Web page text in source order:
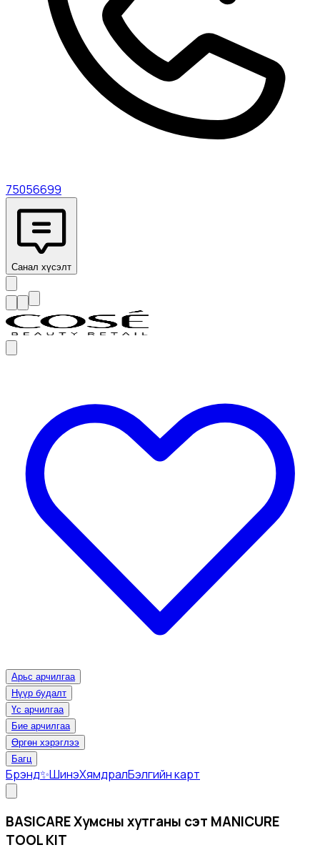
75056699
Санал хүсэлт
Арьс арчилгаа
Нүүр будалт
Үс арчилгаа
Бие арчилгаа
Өргөн хэрэглээ
Багц
Брэнд✨ШинэХямдралБэлгийн карт
BASICARE Хумсны хутганы сэт MANICURE
TOOL KIT